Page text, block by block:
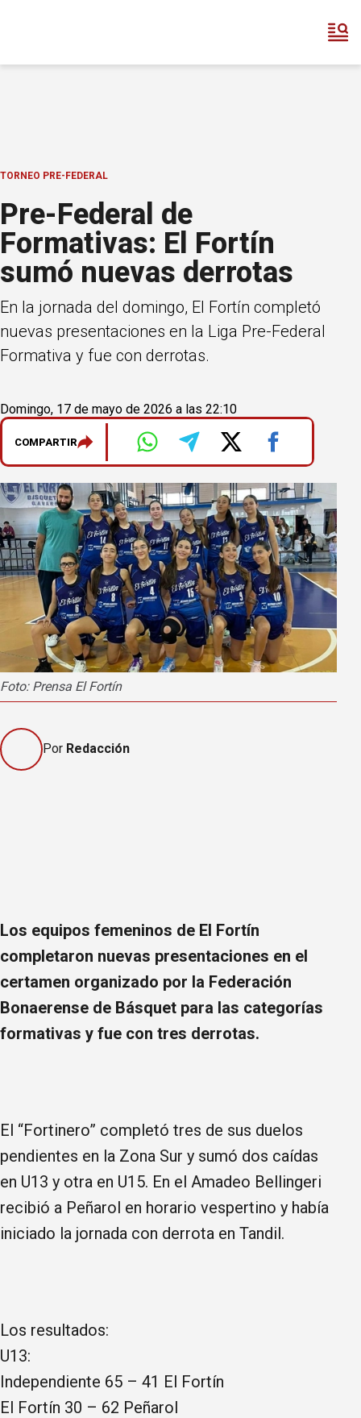
TORNEO PRE-FEDERAL
Pre-Federal de
Formativas: El Fortín
sumó nuevas derrotas
En la jornada del domingo, El Fortín completó
nuevas presentaciones en la Liga Pre-Federal
Formativa y fue con derrotas.
Domingo, 17 de mayo de 2026 a las 22:10
COMPARTIR
Foto: Prensa El Fortín
Por Redacción
Los equipos femeninos de El Fortín
completaron nuevas presentaciones en el
certamen organizado por la Federación
Bonaerense de Básquet para las categorías
formativas y fue con tres derrotas.
El “Fortinero” completó tres de sus duelos
pendientes en la Zona Sur y sumó dos caídas
en U13 y otra en U15. En el Amadeo Bellingeri
recibió a Peñarol en horario vespertino y había
iniciado la jornada con derrota en Tandil.
Los resultados:
U13:
Independiente 65 – 41 El Fortín
El Fortín 30 – 62 Peñarol